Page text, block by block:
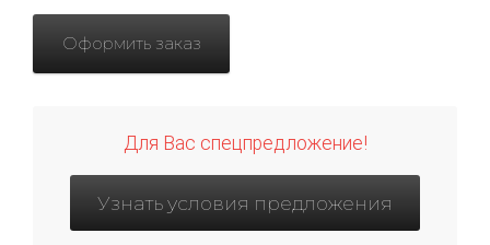
Оформить заказ
Для Вас спецпредложение!
Узнать условия предложения